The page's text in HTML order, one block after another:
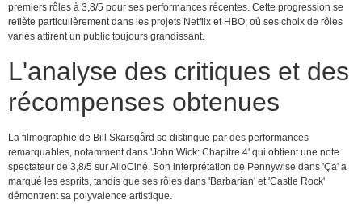
premiers rôles à 3,8/5 pour ses performances récentes. Cette progression se
reflète particulièrement dans les projets Netflix et HBO, où ses choix de rôles
variés attirent un public toujours grandissant.
L'analyse des critiques et des
récompenses obtenues
La filmographie de Bill Skarsgård se distingue par des performances
remarquables, notamment dans 'John Wick: Chapitre 4' qui obtient une note
spectateur de 3,8/5 sur AlloCiné. Son interprétation de Pennywise dans 'Ça' a
marqué les esprits, tandis que ses rôles dans 'Barbarian' et 'Castle Rock'
démontrent sa polyvalence artistique.